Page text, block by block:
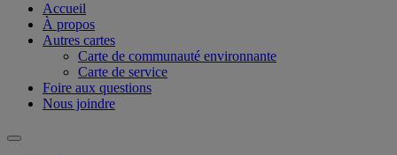
Accueil
À propos
Autres cartes
Carte de communauté environnante
Carte de service
Foire aux questions
Nous joindre